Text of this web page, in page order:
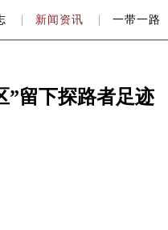
新闻资讯 一带一路
”留下探路者足迹